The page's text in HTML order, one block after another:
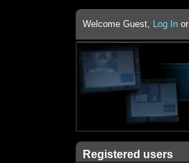
Welcome Guest, Log In or
Registered users